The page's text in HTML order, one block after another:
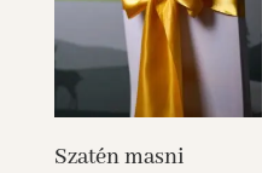
Szatén masni